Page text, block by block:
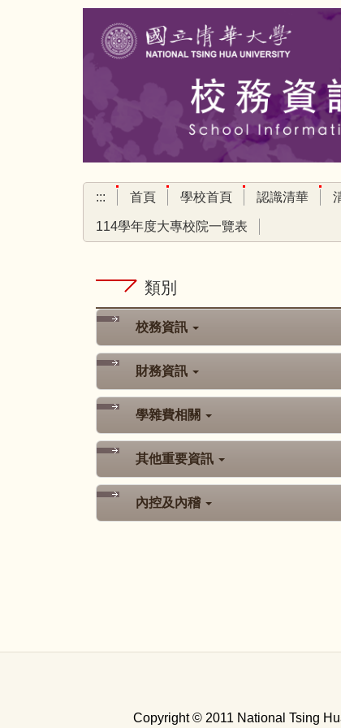
::: 首頁 學校首頁 認識清華
114學年度大專校院一覽表
類別
校務資訊
財務資訊
學雜費相關
其他重要資訊
內控及內稽
Copyright © 2011 National Tsing